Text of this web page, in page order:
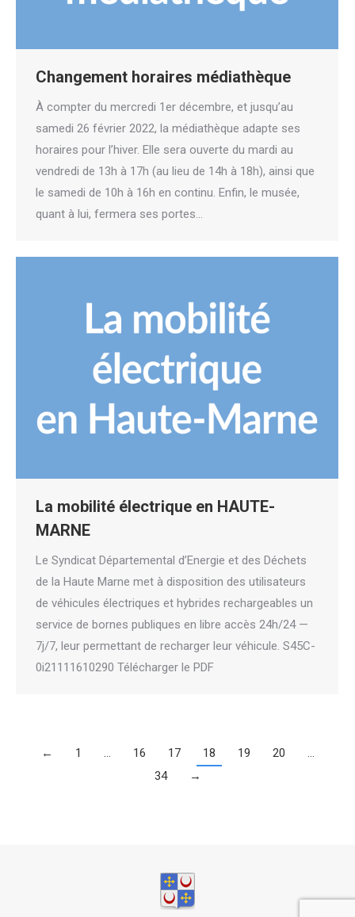
Changement horaires médiathèque
À compter du mercredi 1er décembre, et jusqu’au
samedi 26 février 2022, la médiathèque adapte ses
horaires pour l’hiver. Elle sera ouverte du mardi au
vendredi de 13h à 17h (au lieu de 14h à 18h), ainsi que
le samedi de 10h à 16h en continu. Enfin, le musée,
quant à lui, fermera ses portes…
La mobilité électrique en HAUTE-
MARNE
Le Syndicat Départemental d’Energie et des Déchets
de la Haute Marne met à disposition des utilisateurs
de véhicules électriques et hybrides rechargeables un
service de bornes publiques en libre accès 24h/24 —
7j/7, leur permettant de recharger leur véhicule. S45C-
0i21111610290 Télécharger le PDF
← 1 … 16 17 18 19 20
…
34
→